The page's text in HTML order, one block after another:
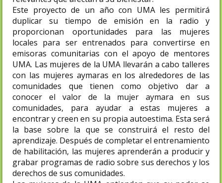
Este proyecto de un año con UMA les permitirá
duplicar su tiempo de emisión en la radio y
proporcionan oportunidades para las mujeres
locales para ser entrenados para convertirse en
emisoras comunitarias con el apoyo de mentores
UMA. Las mujeres de la UMA llevarán a cabo talleres
con las mujeres aymaras en los alrededores de las
comunidades que tienen como objetivo dar a
conocer el valor de la mujer aymara en sus
comunidades, para ayudar a estas mujeres a
encontrar y creen en su propia autoestima. Esta será
la base sobre la que se construirá el resto del
aprendizaje. Después de completar el entrenamiento
de habilitación, las mujeres aprenderán a producir y
grabar programas de radio sobre sus derechos y los
derechos de sus comunidades.